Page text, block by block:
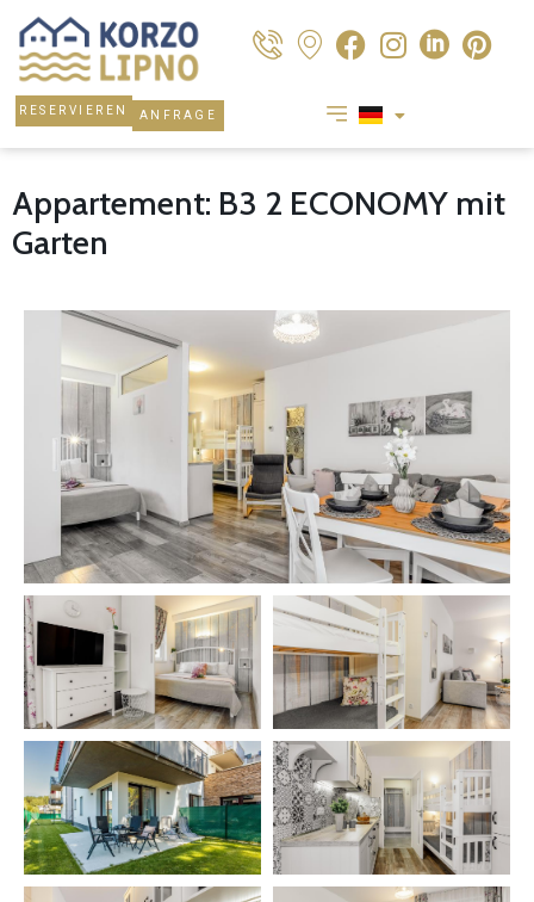
RESERVIEREN ANFRAGE
Appartement: B3 2 ECONOMY mit
Garten